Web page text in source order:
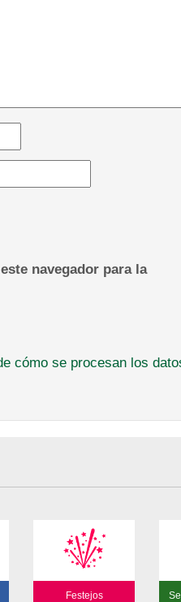
navegador para la
cómo se procesan los
Festejos